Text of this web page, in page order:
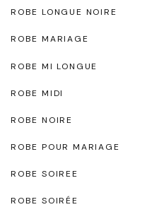
ROBE LONGUE NOIRE
ROBE MARIAGE
ROBE MI LONGUE
ROBE MIDI
ROBE NOIRE
ROBE POUR MARIAGE
ROBE SOIREE
ROBE SOIRÉE